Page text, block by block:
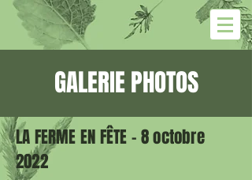
GALERIE PHOTOS
LA FERME EN FÊTE - 8 octobre
2022